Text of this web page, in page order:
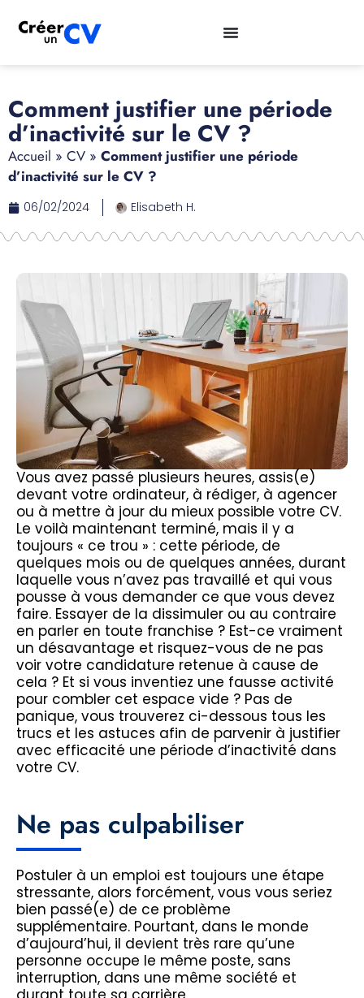
Comment justifier une période
d’inactivité sur le CV ?
Accueil » CV » Comment justifier une période
d’inactivité sur le CV ?
06/02/2024 Elisabeth H.
Vous avez passé plusieurs heures, assis(e)
devant votre ordinateur, à rédiger, à agencer
ou à mettre à jour du mieux possible votre CV.
Le voilà maintenant terminé, mais il y a
toujours « ce trou » : cette période, de
quelques mois ou de quelques années, durant
laquelle vous n’avez pas travaillé et qui vous
pousse à vous demander ce que vous devez
faire. Essayer de la dissimuler ou au contraire
en parler en toute franchise ? Est-ce vraiment
un désavantage et risquez-vous de ne pas
voir votre candidature retenue à cause de
cela ? Et si vous inventiez une fausse activité
pour combler cet espace vide ? Pas de
panique, vous trouverez ci-dessous tous les
trucs et les astuces afin de parvenir à justifier
avec efficacité une période d’inactivité dans
votre CV.
Ne pas culpabiliser
Postuler à un emploi est toujours une étape
stressante, alors forcément, vous vous seriez
bien passé(e) de ce problème
supplémentaire. Pourtant, dans le monde
d’aujourd’hui, il devient très rare qu’une
personne occupe le même poste, sans
interruption, dans une même société et